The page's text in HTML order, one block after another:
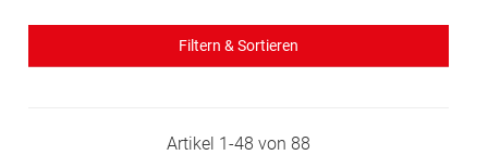
Filtern & Sortieren
Artikel 1-48 von 88